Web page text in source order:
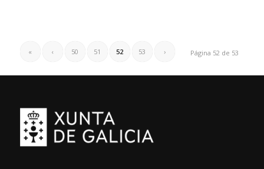
Página 52 de 53
« ‹ 50 51 52 53 ›